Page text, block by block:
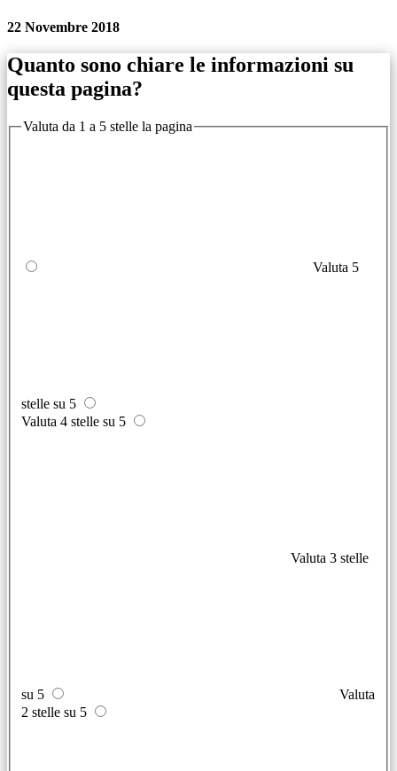
22 Novembre 2018
Quanto sono chiare le informazioni su
questa pagina?
Valuta da 1 a 5 stelle la pagina
Valuta 5
stelle su 5
Valuta 4 stelle su 5
Valuta 3 stelle
su 5
Valuta
2 stelle su 5